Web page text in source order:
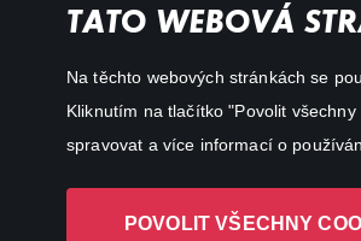
TATO WEBOVÁ
Na těchto webových stránkách se
Kliknutím na tlačítko "Povolit
spravovat a více informací o
POVOLIT VŠECHNY
Action